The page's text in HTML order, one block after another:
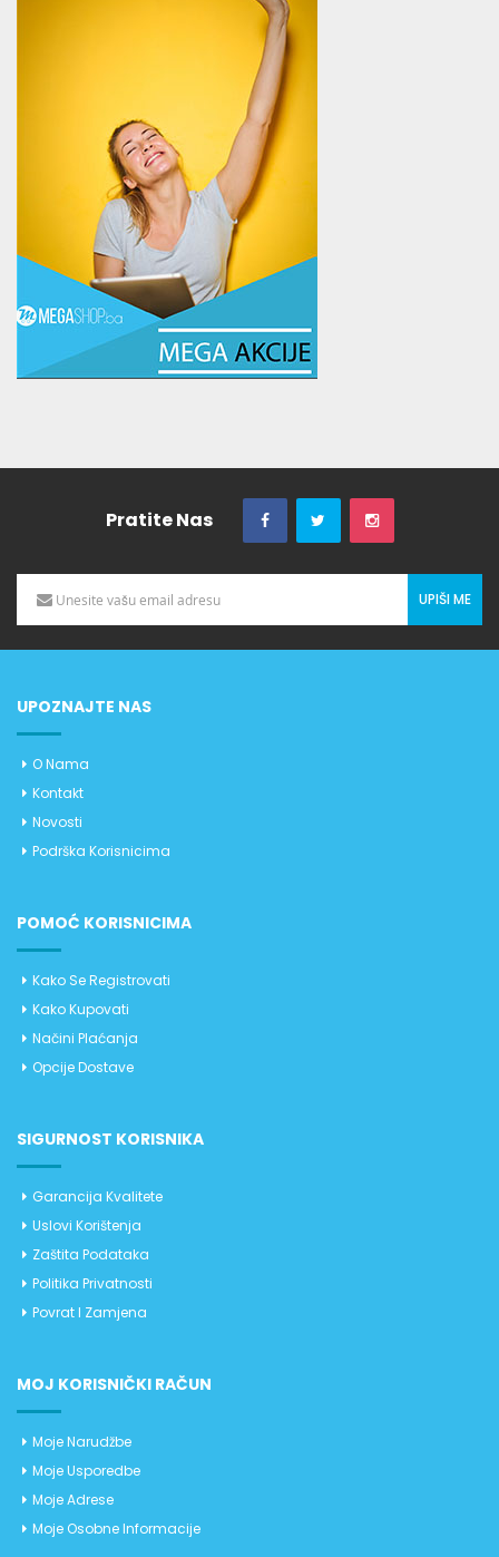
Pratite Nas
UPIŠI ME
UPOZNAJTE NAS
O Nama
Kontakt
Novosti
Podrška Korisnicima
POMOĆ KORISNICIMA
Kako Se Registrovati
Kako Kupovati
Načini Plaćanja
Opcije Dostave
SIGURNOST KORISNIKA
Garancija Kvalitete
Uslovi Korištenja
Zaštita Podataka
Politika Privatnosti
Povrat I Zamjena
MOJ KORISNIČKI RAČUN
Moje Narudžbe
Moje Usporedbe
Moje Adrese
Moje Osobne Informacije